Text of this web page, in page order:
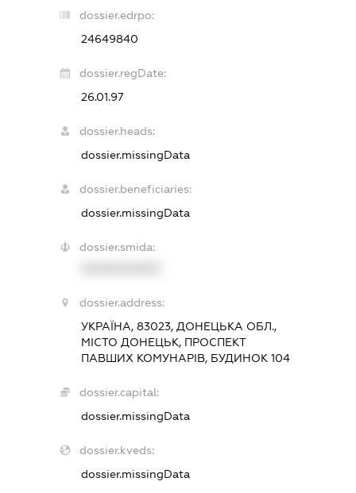
dossier.edrpo:
24649840
dossier.regDate:
26.01.97
dossier.heads:
dossier.missingData
dossier.beneficiaries:
dossier.missingData
dossier.smida:
dossier.address:
УКРАЇНА, 83023, ДОНЕЦЬКА ОБЛ.,
МІСТО ДОНЕЦЬК, ПРОСПЕКТ
ПАВШИХ КОМУНАРІВ, БУДИНОК 104
dossier.capital:
dossier.missingData
dossier.kveds:
dossier.missingData